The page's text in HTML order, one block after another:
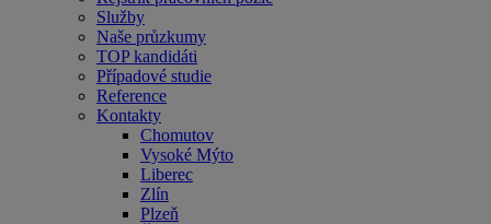
Služby
Naše průzkumy
TOP kandidáti
Případové studie
Reference
Kontakty
Chomutov
Vysoké Mýto
Liberec
Zlín
Plzeň